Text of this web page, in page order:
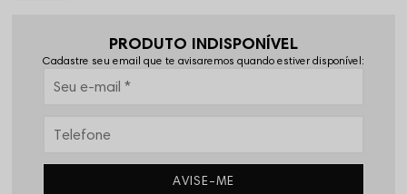
PRODUTO INDISPONÍVEL
Cadastre seu email que te avisaremos quando estiver disponível:
AVISE-ME